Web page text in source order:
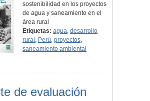
sostenibilidad en los proyectos
de agua y saneamiento en el
área rural
Etiquetas: agua,desarrollo
rural , Perú,proyectos,
saneamiento ambiental
de evaluación